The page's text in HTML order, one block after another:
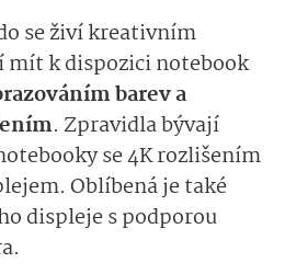
se živí kreativním
mít k dispozici notebook
barev a
. Zpravidla bývají
se 4K rozlišením
Oblíbená je také
displeje s podporou